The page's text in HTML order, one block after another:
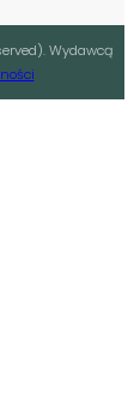
Wydawcą